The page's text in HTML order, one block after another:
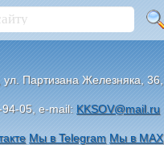
ул. Партизана Железняка, 36,
05, e-mail: KKSOV@mail.ru
Мы в Telegram Мы в МАХ